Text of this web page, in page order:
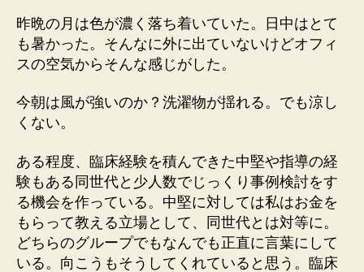
グ
昨晩の月は色が濃く落ち着いていた。日中はとて
も暑かった。そんなに外に出ていないけどオフィ
スの空気からそんな感じがした。
今朝は風が強いのか？洗濯物が揺れる。でも涼し
くない。
ある程度、臨床経験を積んできた中堅や指導の経
験もある同世代と少人数でじっくり事例検討をす
る機会を作っている。中堅に対しては私はお金を
もらって教える立場として、同世代とは対等に。
どちらのグループでもなんでも正直に言葉にして
いる。向こうもそうしてくれていると思う。臨床